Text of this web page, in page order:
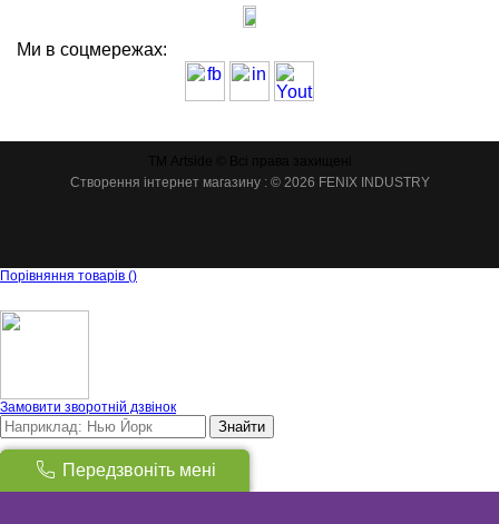
Ми в соцмережах:
Створення інтернет магазину : © 2026 FENIX INDUSTRY
Порівняння товарів ()
Замовити зворотній дзвінок
Знайти
Товарів: 0)
0грнПередзвоніть мені